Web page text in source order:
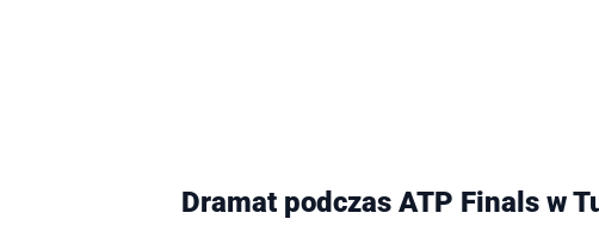
Dramat podczas ATP Finals w